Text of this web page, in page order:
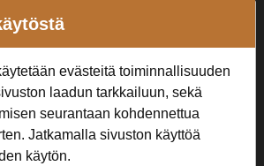
SU suljettu
Verkkokauppa
ja toimitusehdot
Rekisteriseloste
evästeitä toiminnallisuuden
laadun tarkkailuun, sekä
seurantaan kohdennettua
Jatkamalla sivuston käyttöä
käytön.